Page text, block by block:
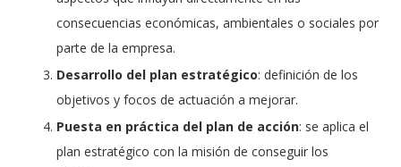
consecuencias económicas, ambientales o sociales por
parte de la empresa.
Desarrollo del plan estratégico: definición de los
objetivos y focos de actuación a mejorar.
Puesta en práctica del plan de acción: se aplica el
plan estratégico con la misión de conseguir los